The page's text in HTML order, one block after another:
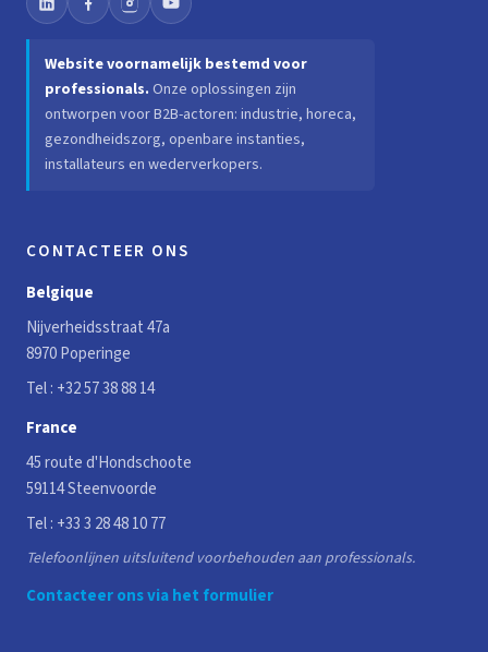
Website voornamelijk bestemd voor
professionals. Onze oplossingen zijn
ontworpen voor B2B-actoren: industrie, horeca,
gezondheidszorg, openbare instanties,
installateurs en wederverkopers.
CONTACTEER ONS
Belgique
Nijverheidsstraat 47a
8970 Poperinge
Tel : +32 57 38 88 14
France
45 route d'Hondschoote
59114 Steenvoorde
Tel : +33 3 28 48 10 77
Telefoonlijnen uitsluitend voorbehouden aan professionals.
Contacteer ons via het formulier